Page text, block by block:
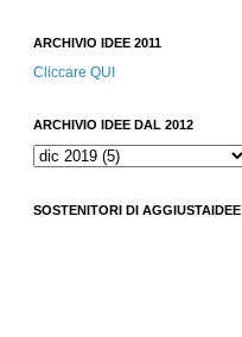
ARCHIVIO IDEE 2011
Cliccare QUI
ARCHIVIO IDEE DAL 2012
SOSTENITORI DI AGGIUSTAIDEE